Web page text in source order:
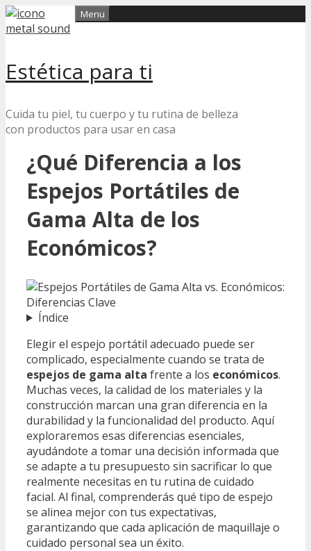
Skip
to
Estética para ti
Cuida tu piel, tu cuerpo y tu rutina de belleza
con productos para usar en casa
Menu
¿Qué Diferencia a los
Espejos Portátiles de
Gama Alta de los
Económicos?
Índice
Elegir el espejo portátil adecuado puede ser
complicado, especialmente cuando se trata de
espejos de gama alta frente a los económicos.
Muchas veces, la calidad de los materiales y la
construcción marcan una gran diferencia en la
durabilidad y la funcionalidad del producto. Aquí
exploraremos esas diferencias esenciales,
ayudándote a tomar una decisión informada que
se adapte a tu presupuesto sin sacrificar lo que
realmente necesitas en tu rutina de cuidado
facial. Al final, comprenderás qué tipo de espejo
se alinea mejor con tus expectativas,
garantizando que cada aplicación de maquillaje o
cuidado personal sea un éxito.